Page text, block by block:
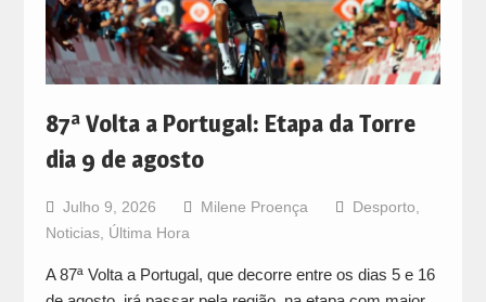
87ª Volta a Portugal: Etapa da Torre
dia 9 de agosto
Julho 9, 2026 Milene Proença Desporto
Noticias, Última Hora
A 87ª Volta a Portugal, que decorre entre os dias 5 e 16